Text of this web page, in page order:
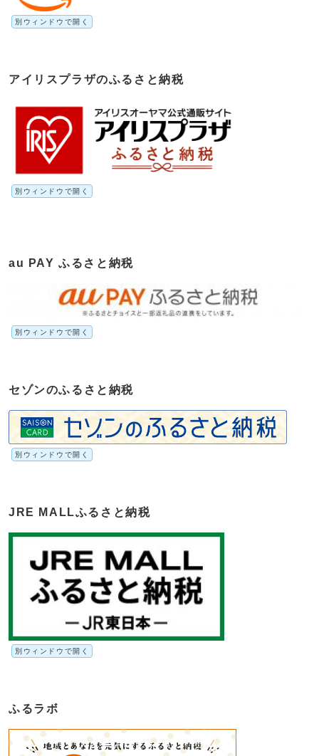
別ウィンドウで開く
アイリスプラザのふるさと納税
別ウィンドウで開く
au PAY ふるさと納税
別ウィンドウで開く
セゾンのふるさと納税
別ウィンドウで開く
JRE MALLふるさと納税
別ウィンドウで開く
ふるラボ